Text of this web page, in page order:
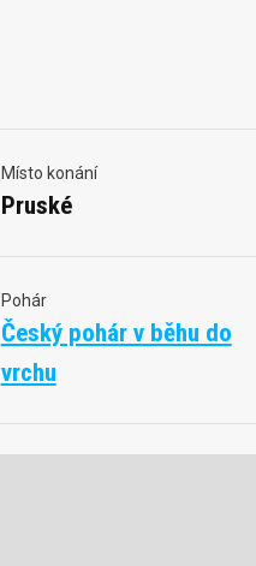
Místo konání
Pruské
Pohár
Český pohár v běhu do
vrchu